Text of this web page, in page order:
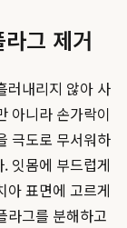
그 제거
러내리지 않아 사
아니라 손가락이
극도로 무서워하
잇몸에 부드럽게
아 표면에 고르게
라그를 분해하고